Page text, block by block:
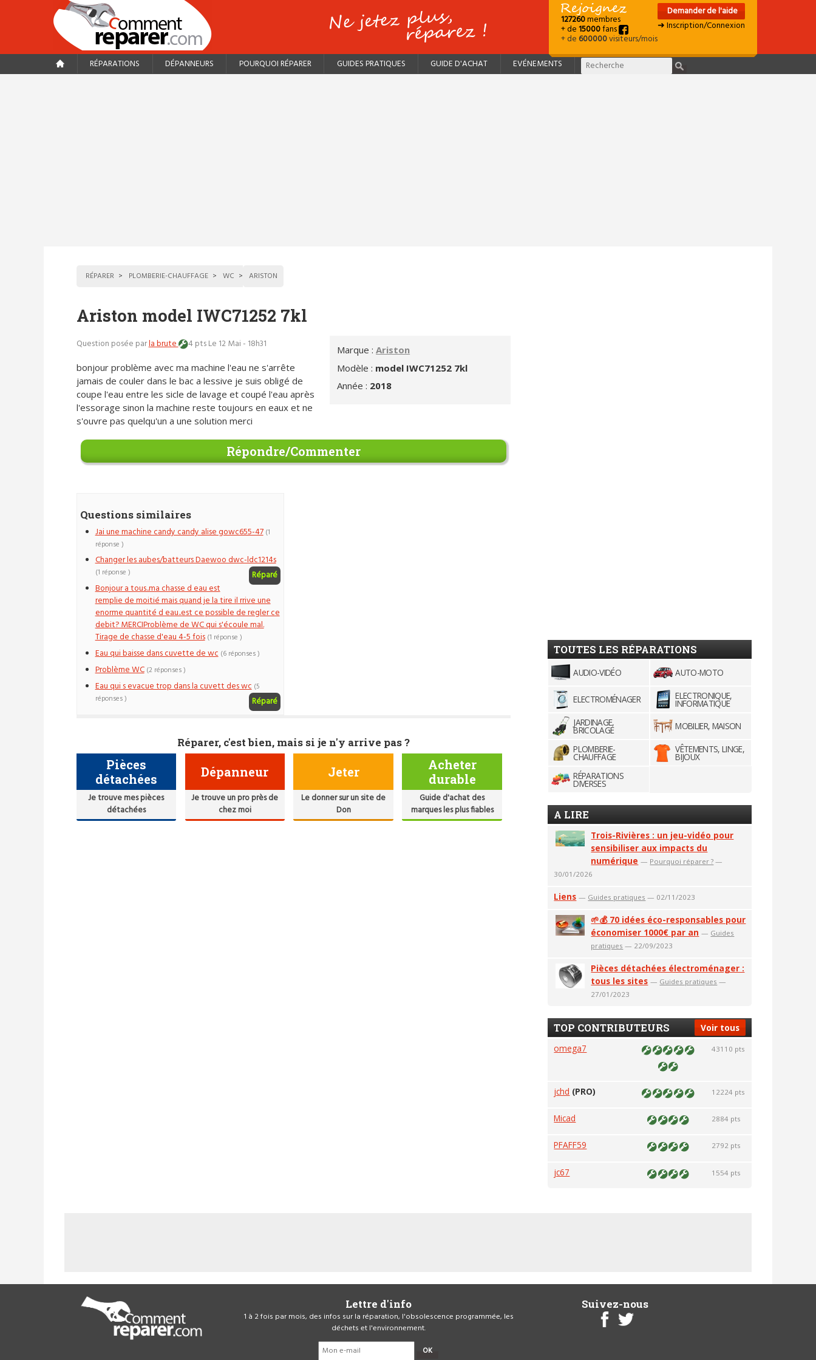
127260membres
+ de15000fans
+ de600000visiteurs/mois
Demander de l'aide
➜ Inscription/Connexion
RÉPARATIONS DÉPANNEURS POURQUOI RÉPARER GUIDES PRATIQUES GUIDE D'ACHAT EVÉNEMENTS
RÉPARER PLOMBERIE-CHAUFFAGE WC ARISTON
Ariston model IWC71252 7kl
Marque :Ariston
Modèle : model IWC71252 7kl
Année : 2018
Question posée parla brute 4 ptsLe 12 Mai - 18h31
bonjour problème avec ma machine l'eau ne s'arrête
jamais de couler dans le bac a lessive je suis obligé de
coupe l'eau entre les sicle de lavage et coupé l'eau après
l'essorage sinon la machine reste toujours en eaux et ne
s'ouvre pas quelqu'un a une solution merci
Répondre/Commenter
Questions similaires
Jai une machine candy candy alise gowc655-47 (1
réponse )
Changer les aubes/batteurs Daewoo dwc-ldc1214s
Réparé
(1 réponse )
Bonjour a tous..ma chasse d eau est
remplie de moitié mais quand je la tire il rrive une
enorme quantité d eau..est ce possible de regler ce
debit? MERCIProblème de WC qui s'écoule mal.
Tirage de chasse d'eau 4-5 fois (1 réponse )
Eau qui baisse dans cuvette de wc (6 réponses )
Problème WC (2 réponses )
Eau qui s evacue trop dans la cuvett des wc
Réparé
(5
réponses )
Réparer, c'est bien, mais si je n'y arrive pas ?
Pièces
détachées
Je trouve mes pièces
détachées
Dépanneur
Je trouve un pro près de
chez moi
Jeter
Le donner sur un site de
Don
Acheter
durable
Guide d'achat des
marques les plus fiables
TOUTES LES RÉPARATIONS
AUDIO-VIDÉO AUTO-MOTO
ELECTROMÉNAGER ELECTRONIQUE,
INFORMATIQUE
JARDINAGE,
BRICOLAGE
MOBILIER, MAISON
PLOMBERIE-
CHAUFFAGE
VÊTEMENTS, LINGE,
BIJOUX
RÉPARATIONS
DIVERSES
A LIRE
Trois-Rivières : un jeu-vidéo pour
sensibiliser aux impacts du
numérique — Pourquoi réparer ? —
30/01/2026
Liens — Guides pratiques — 02/11/2023
🌱💰 70 idées éco-responsables pour
économiser 1000€ par an — Guides
pratiques — 22/09/2023
Pièces détachées électroménager :
tous les sites — Guides pratiques —
27/01/2023
Voir tous
TOP CONTRIBUTEURS
omega7 43110 pts
jchd (PRO) 12224 pts
Micad 2884 pts
PFAFF59 2792 pts
jc67 1554 pts
Lettre d'info
1 à 2 fois par mois, des infos sur la réparation, l'obsolescence programmée, les
déchets et l'environnement.
OK
Suivez-nous